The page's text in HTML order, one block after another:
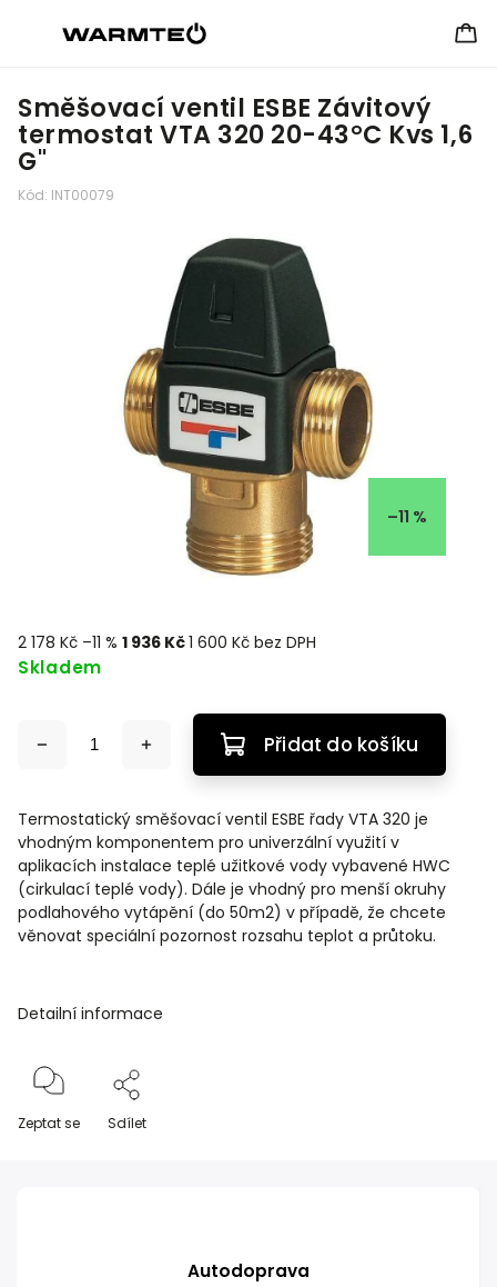
Směšovací ventil ESBE Závitový
termostat VTA 320 20-43°C Kvs 1,6
G"
Kód: INT00079
–11 %
2 178 Kč –11 % 1 936 Kč1 600 Kč bez DPH
Skladem
Přidat do košíku
Termostatický směšovací ventil ESBE řady VTA 320 je
vhodným komponentem pro univerzální využití v
aplikacích instalace teplé užitkové vody vybavené HWC
(cirkulací teplé vody). Dále je vhodný pro menší okruhy
podlahového vytápění (do 50m2) v případě, že chcete
věnovat speciální pozornost rozsahu teplot a průtoku.
Detailní informace
Zeptat se Sdílet
Autodoprava